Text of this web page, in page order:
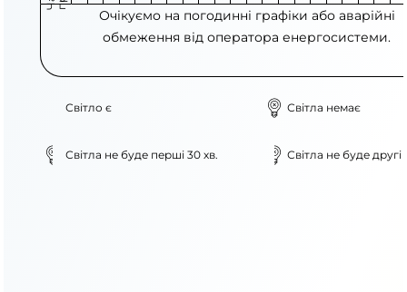
Очікуємо на погодинні графіки або аварійні
обмеження від оператора енергосистеми.
Світло є Світла немає
Світла не буде перші 30 хв. Світла не буде другі